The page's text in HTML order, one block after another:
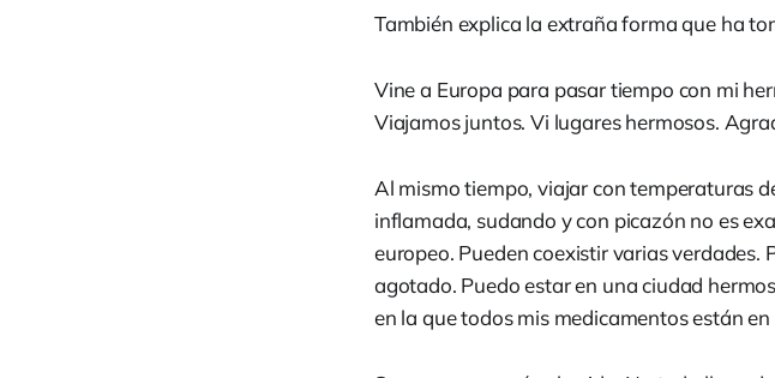
También explica la extraña forma que ha
Vine a Europa para pasar tiempo con mi
Viajamos juntos. Vi lugares hermosos.
Al mismo tiempo, viajar con temperaturas
inflamada, sudando y con picazón no es
europeo. Pueden coexistir varias
agotado. Puedo estar en una ciudad
en la que todos mis medicamentos están